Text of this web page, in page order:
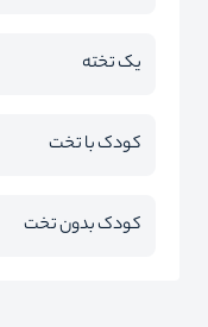
یک تخته
کودک با تخت
کودک بدون تخت